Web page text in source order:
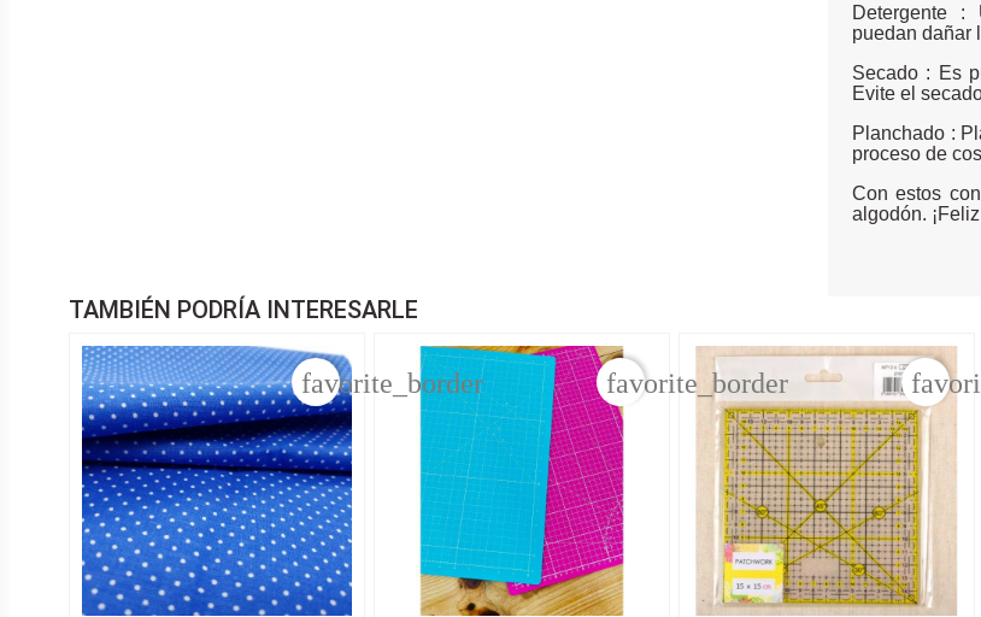
Detergente :
puedan dañar
Secado : Es
Evite el
Planchado :
proceso de
Con estos
algodón.
TAMBIÉN PODRÍA INTERESARLE
favorite_border favorite_border